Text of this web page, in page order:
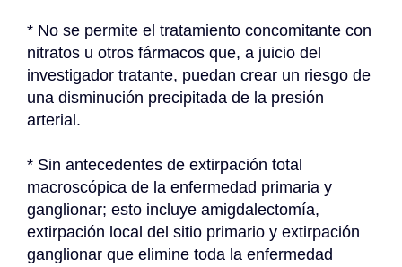
* No se permite el tratamiento concomitante con
nitratos u otros fármacos que, a juicio del
investigador tratante, puedan crear un riesgo de
una disminución precipitada de la presión
arterial.
* Sin antecedentes de extirpación total
macroscópica de la enfermedad primaria y
ganglionar; esto incluye amigdalectomía,
extirpación local del sitio primario y extirpación
ganglionar que elimine toda la enfermedad